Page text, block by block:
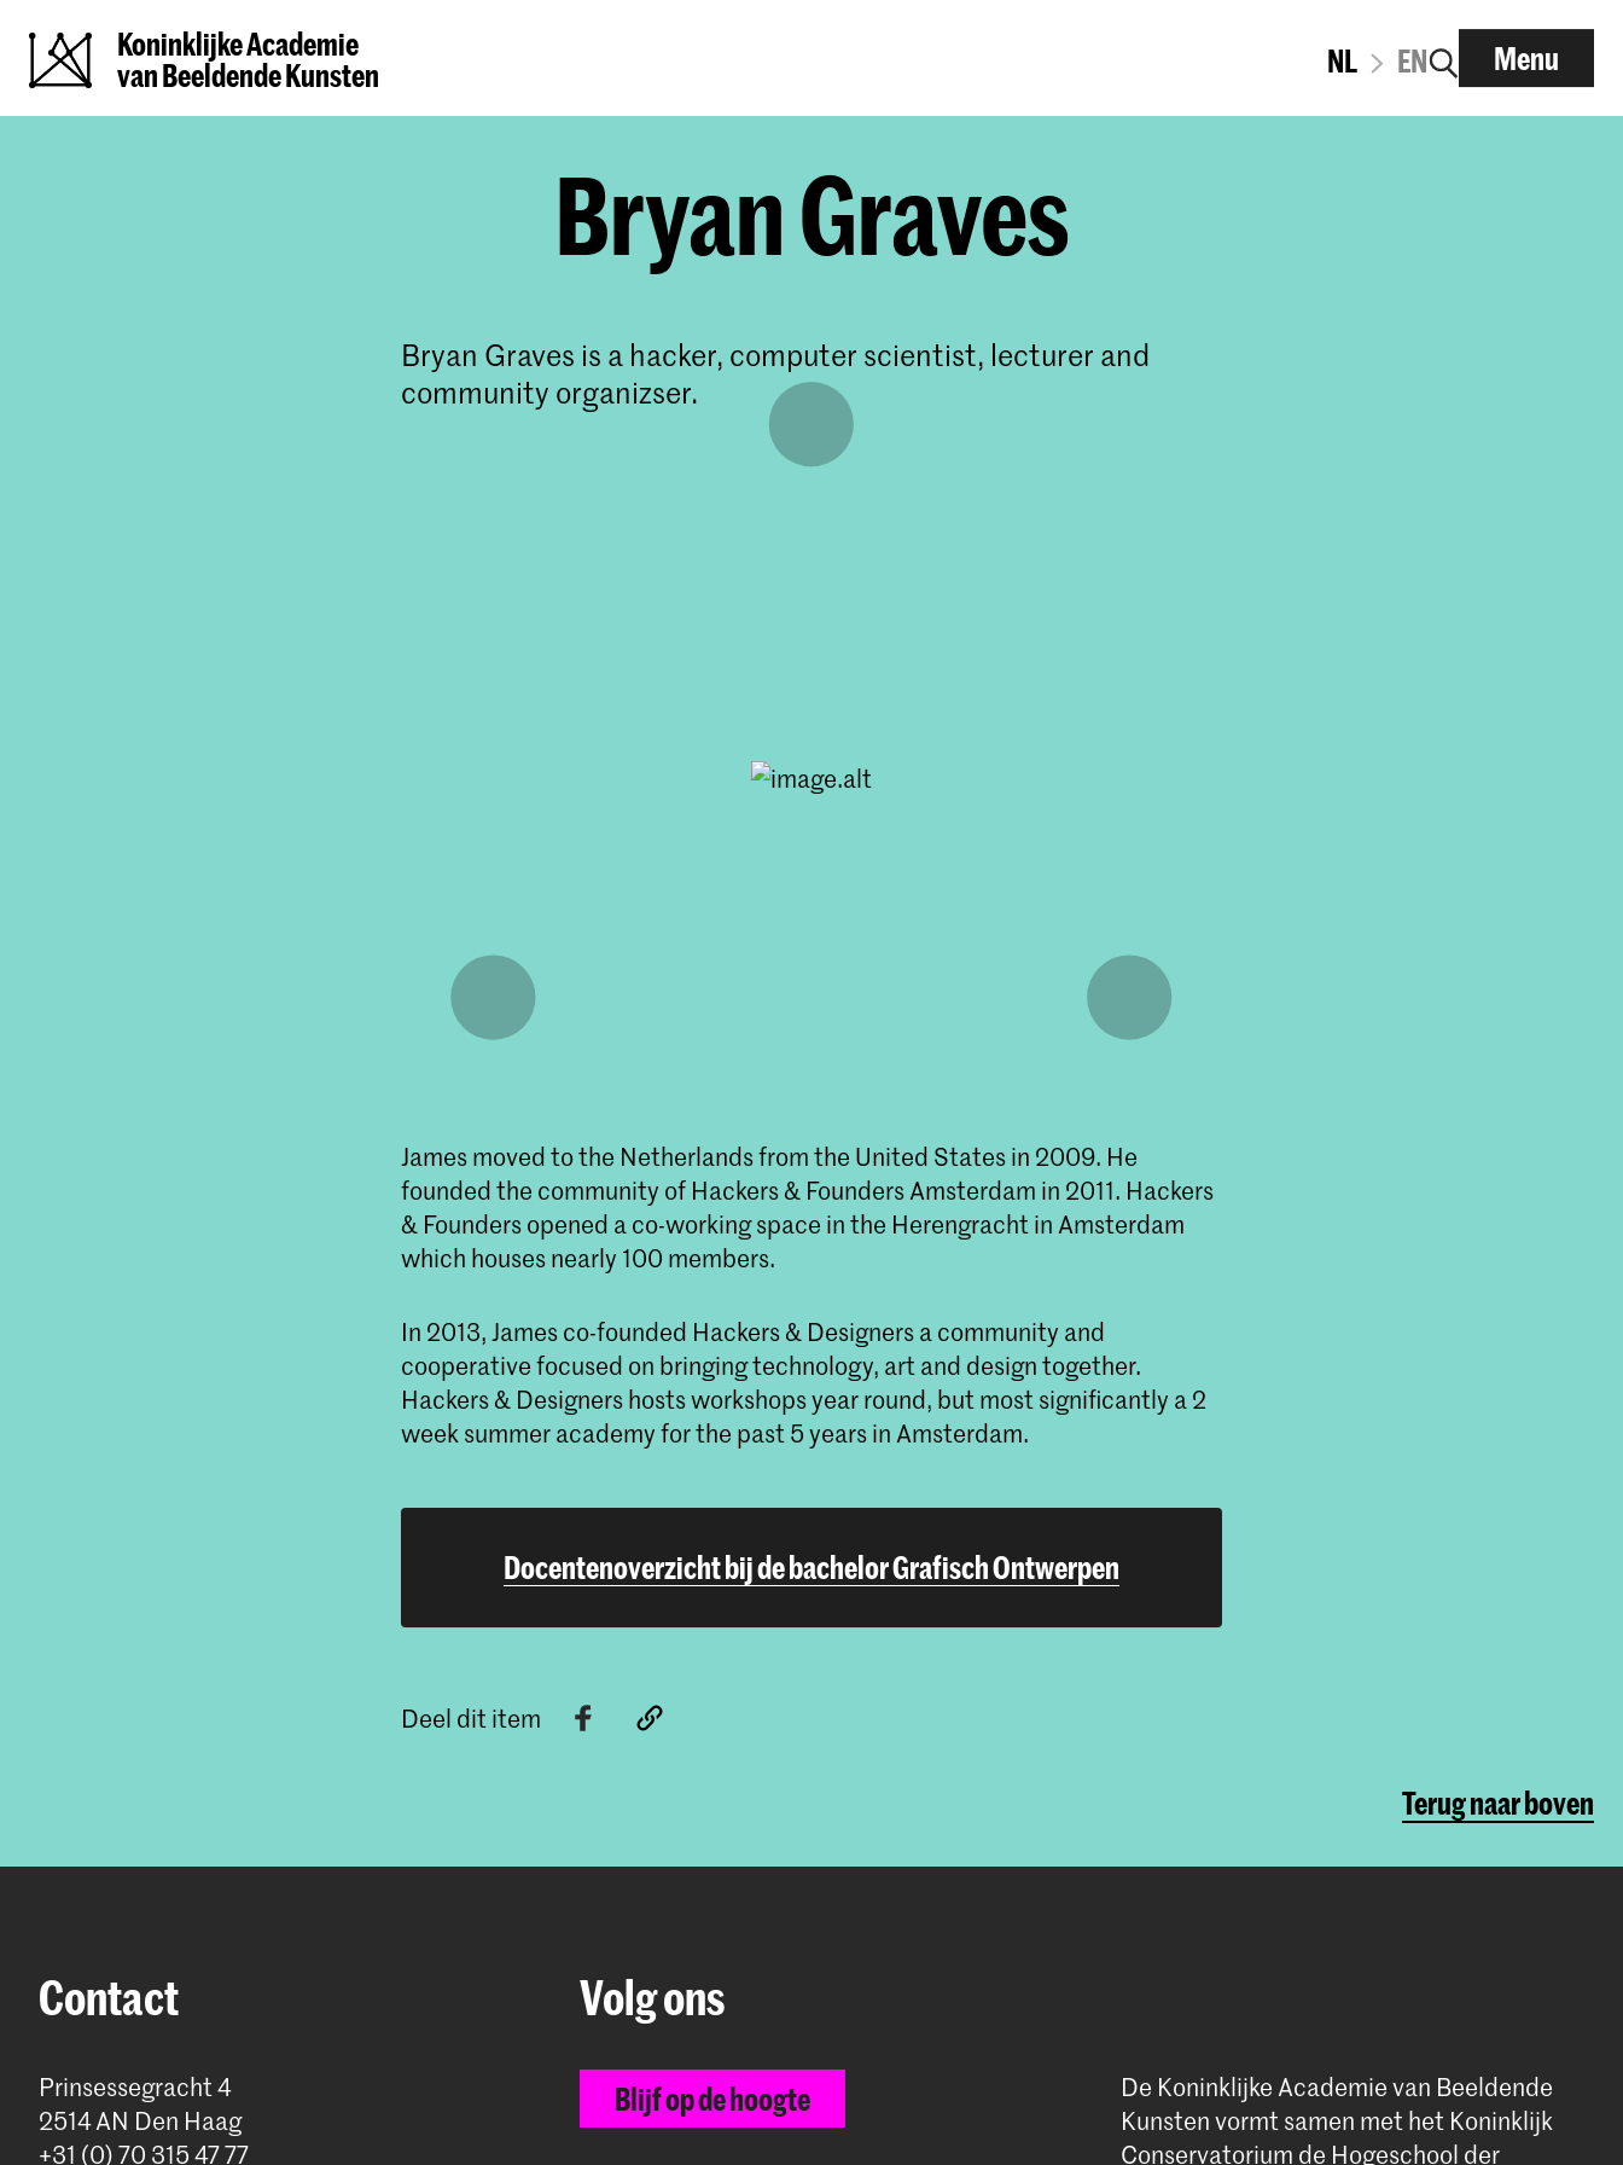
Koninklijke Academie
van Beeldende Kunsten
NL EN Menu
Bryan Graves
Bryan Graves is a hacker, computer scientist, lecturer and
community organizser.
James moved to the Netherlands from the United States in 2009. He
founded the community of Hackers & Founders Amsterdam in 2011. Hackers
& Founders opened a co-working space in the Herengracht in Amsterdam
which houses nearly 100 members.
In 2013, James co-founded Hackers & Designers a community and
cooperative focused on bringing technology, art and design together.
Hackers & Designers hosts workshops year round, but most significantly a 2
week summer academy for the past 5 years in Amsterdam.
Docentenoverzicht bij de bachelor Grafisch Ontwerpen
Deel dit item
Terug naar boven
Contact
Prinsessegracht 4
2514 AN Den Haag
+31 (0) 70 315 47 77
Volg ons
Blijf op de hoogte
De Koninklijke Academie van Beeldende
Kunsten vormt samen met het Koninklijk
Conservatorium de Hogeschool der